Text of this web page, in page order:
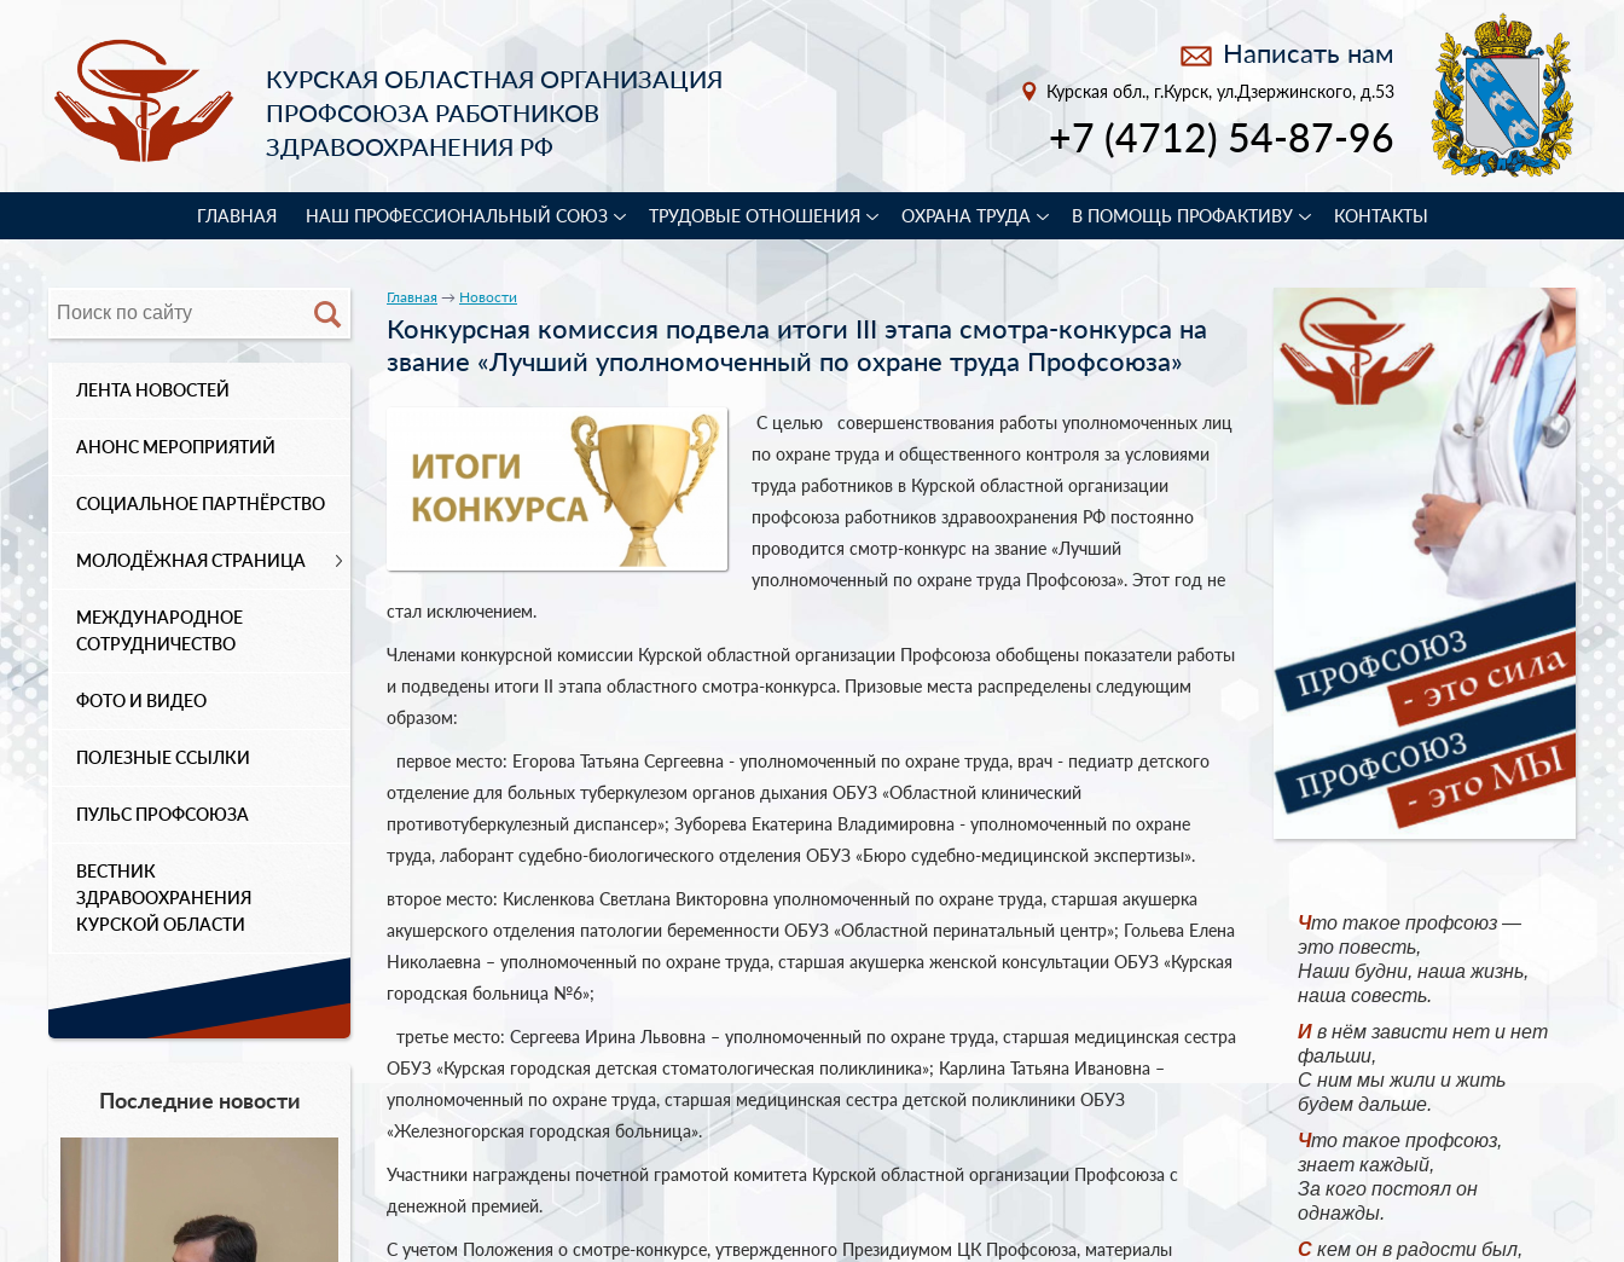
КУРСКАЯ ОБЛАСТНАЯ ОРГАНИЗАЦИЯ
ПРОФСОЮЗА РАБОТНИКОВ
ЗДРАВООХРАНЕНИЯ РФ
Написать нам
Курская обл., г.Курск, ул.Дзержинского, д.53
+7 (4712) 54-87-96
ГЛАВНАЯ НАШ ПРОФЕССИОНАЛЬНЫЙ СОЮЗ ТРУДОВЫЕ ОТНОШЕНИЯ ОХРАНА ТРУДА В ПОМОЩЬ ПРОФАКТИВУ КОНТАКТЫ
ЛЕНТА НОВОСТЕЙ
АНОНС МЕРОПРИЯТИЙ
СОЦИАЛЬНОЕ ПАРТНЁРСТВО
МОЛОДЁЖНАЯ СТРАНИЦА
МЕЖДУНАРОДНОЕ
СОТРУДНИЧЕСТВО
ФОТО И ВИДЕО
ПОЛЕЗНЫЕ ССЫЛКИ
ПУЛЬС ПРОФСОЮЗА
ВЕСТНИК
ЗДРАВООХРАНЕНИЯ
КУРСКОЙ ОБЛАСТИ
Последние новости
Что такое профсоюз —
это повесть,
Наши будни, наша жизнь,
наша совесть.
И в нём зависти нет и нет
фальши,
С ним мы жили и жить
будем дальше.
Что такое профсоюз,
знает каждый,
За кого постоял он
однажды.
С кем он в радости был,
Главная → Новости
Конкурсная комиссия подвела итоги III этапа смотра-конкурса на
звание «Лучший уполномоченный по охране труда Профсоюза»
С целью совершенствования работы уполномоченных лиц
по охране труда и общественного контроля за условиями
труда работников в Курской областной организации
профсоюза работников здравоохранения РФ постоянно
проводится смотр-конкурс на звание «Лучший
уполномоченный по охране труда Профсоюза». Этот год не
стал исключением.
Членами конкурсной комиссии Курской областной организации Профсоюза обобщены показатели работы
и подведены итоги II этапа областного смотра-конкурса. Призовые места распределены следующим
образом:
первое место: Егорова Татьяна Сергеевна - уполномоченный по охране труда, врач - педиатр детского
отделение для больных туберкулезом органов дыхания ОБУЗ «Областной клинический
противотуберкулезный диспансер»; Зуборева Екатерина Владимировна - уполномоченный по охране
труда, лаборант судебно-биологического отделения ОБУЗ «Бюро судебно-медицинской экспертизы».
второе место: Кисленкова Светлана Викторовна уполномоченный по охране труда, старшая акушерка
акушерского отделения патологии беременности ОБУЗ «Областной перинатальный центр»; Гольева Елена
Николаевна – уполномоченный по охране труда, старшая акушерка женской консультации ОБУЗ «Курская
городская больница №6»;
третье место: Сергеева Ирина Львовна – уполномоченный по охране труда, старшая медицинская сестра
ОБУЗ «Курская городская детская стоматологическая поликлиника»; Карлина Татьяна Ивановна –
уполномоченный по охране труда, старшая медицинская сестра детской поликлиники ОБУЗ
«Железногорская городская больница».
Участники награждены почетной грамотой комитета Курской областной организации Профсоюза с
денежной премией.
С учетом Положения о смотре-конкурсе, утвержденного Президиумом ЦК Профсоюза, материалы